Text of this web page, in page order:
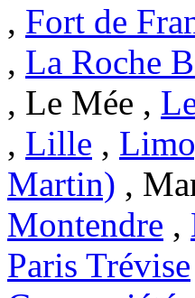
, Fort de
, La Roche
, Le Mée ,
, Lille ,
Martin) ,
Montendre ,
Paris Trévise